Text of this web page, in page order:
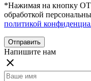
*Нажимая на кнопку
обработкой
политикой
Отправить
Напишите нам
close